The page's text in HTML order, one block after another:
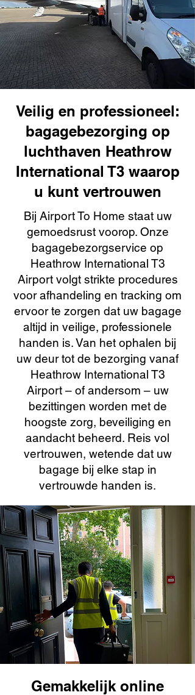
Veilig en professioneel:
bagagebezorging op
luchthaven Heathrow
International T3 waarop
u kunt vertrouwen
Bij Airport To Home staat uw
gemoedsrust voorop. Onze
bagagebezorgservice op
Heathrow International T3
Airport volgt strikte procedures
voor afhandeling en tracking om
ervoor te zorgen dat uw bagage
altijd in veilige, professionele
handen is. Van het ophalen bij
uw deur tot de bezorging vanaf
Heathrow International T3
Airport – of andersom – uw
bezittingen worden met de
hoogste zorg, beveiliging en
aandacht beheerd. Reis vol
vertrouwen, wetende dat uw
bagage bij elke stap in
vertrouwde handen is.
Gemakkelijk online